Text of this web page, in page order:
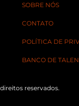
SOBRE NÓS
CONTATO
POLÍTICA DE
BANCO DE
reservados.